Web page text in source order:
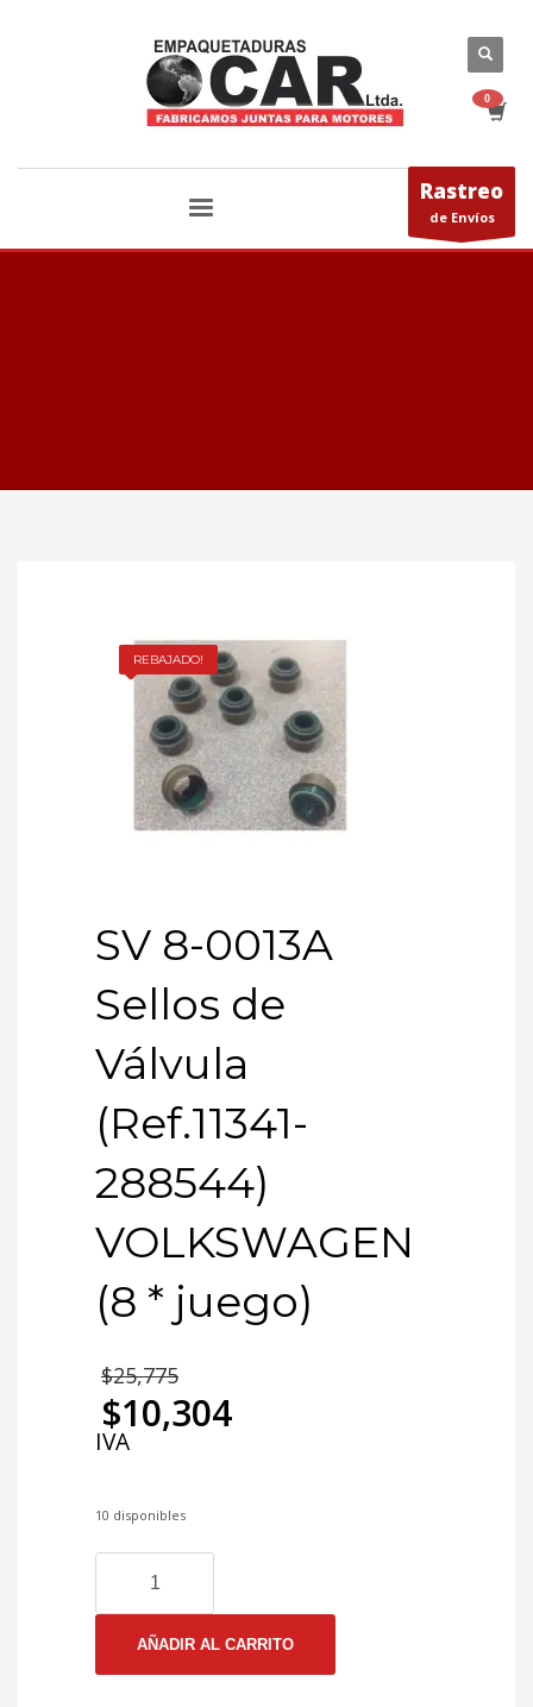
Rastreo
de Envíos
REBAJADO!
SV 8-0013A
Sellos de
Válvula
(Ref.11341-
288544)
VOLKSWAGEN
(8 * juego)
$25,775
$10,304
IVA
10 disponibles
0013A
Sellos
de
AÑADIR AL CARRITO